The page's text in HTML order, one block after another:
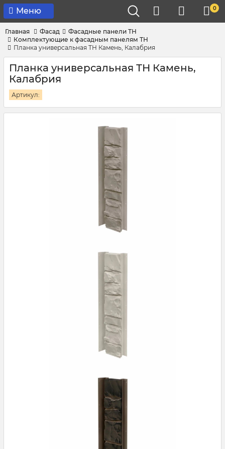
Меню 0
Главная Фасад
Фасадные панели ТН
Комплектующие к фасадным панелям ТН
Планка универсальная ТН Камень, Калабрия
Планка универсальная ТН Камень,
Калабрия
Артикул: